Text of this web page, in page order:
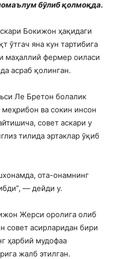
бўлиб қолмоқда.
Бокижон ҳақидаги
ўтгач яна кун тартибига
маҳаллий фермер оиласи
асраб қолинган.
Ле Бретон болалик
ва сокин инсон
совет аскари у
тилида эртаклар ўқиб
ота-онамнинг
— дейди у.
Жерси оролига олиб
совет асирларидан бири
ҳарбий мудофаа
жалб этилган.